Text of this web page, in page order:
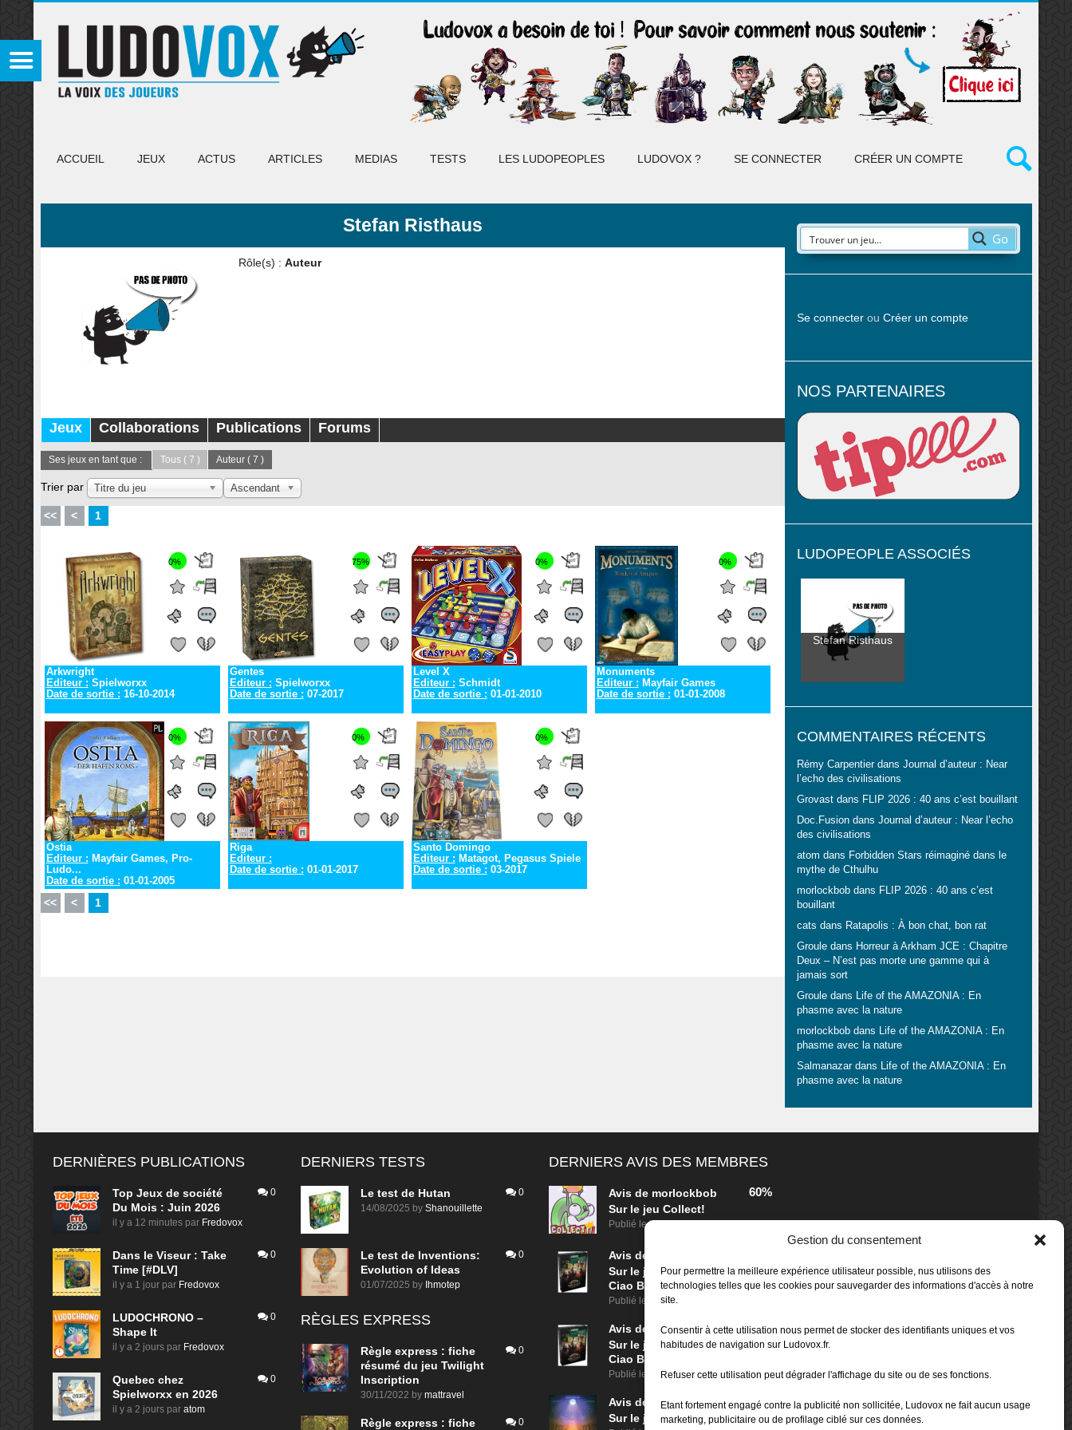
Gestion du consentement
Pour permettre la meilleure expérience utilisateur possible, nus utilisons des
technologies telles que les cookies pour sauvegarder des informations d'accès à notre
site.
Consentir à cette utilisation nous permet de stocker des identifiants uniques et vos
habitudes de navigation sur Ludovox.fr.
Refuser cette utilisation peut dégrader l'affichage du site ou de ses fonctions.
Etant fortement engagé contre la publicité non sollicitée, Ludovox ne fait aucun usage
marketing, publicitaire ou de profilage ciblé sur ces données.
ACCUEIL JEUX ACTUS ARTICLES MEDIAS TESTS LES LUDOPEOPLES LUDOVOX ? SE CONNECTER CRÉER UN COMPTE
Stefan Risthaus
Rôle(s) : Auteur
Jeux Collaborations Publications Forums
Ses jeux en tant que : Tous( 7 ) Auteur( 7 )
Trier par Titre du jeu Ascendant
<< < 1
0%
Arkwright
Editeur : Spielworxx
Date de sortie : 16-10-2014
75%
Gentes
Editeur : Spielworxx
Date de sortie : 07-2017
0%
Level X
Editeur : Schmidt
Date de sortie : 01-01-2010
0%
Monuments
Editeur : Mayfair Games
Date de sortie : 01-01-2008
0%
Ostia
Editeur : Mayfair Games, Pro-
Ludo...
Date de sortie : 01-01-2005
0%
Riga
Editeur :
Date de sortie : 01-01-2017
0%
Santo Domingo
Editeur : Matagot, Pegasus Spiele
Date de sortie : 03-2017
<< < 1
Go
Se connecterou Créer un compte
NOS PARTENAIRES
LUDOPEOPLE ASSOCIÉS
Stefan Risthaus
COMMENTAIRES RÉCENTS
Rémy Carpentierdans Journal d’auteur : Near
l’echo des civilisations
Grovastdans FLIP 2026 : 40 ans c’est bouillant
Doc.Fusiondans Journal d’auteur : Near l’echo
des civilisations
atom dans Forbidden Stars réimaginé dans le
mythe de Cthulhu
morlockbobdans FLIP 2026 : 40 ans c’est
bouillant
cats dans Ratapolis : À bon chat, bon rat
Grouledans Horreur à Arkham JCE : Chapitre
Deux – N’est pas morte une gamme qui à
jamais sort
Grouledans Life of the AMAZONIA : En
phasme avec la nature
morlockbobdans Life of the AMAZONIA : En
phasme avec la nature
Salmanazardans Life of the AMAZONIA : En
phasme avec la nature
DERNIÈRES PUBLICATIONS
Top Jeux de société
Du Mois : Juin 2026
il y a 12 minutes par Fredovox
0
Dans le Viseur : Take
Time [#DLV]
il y a 1 jour par Fredovox
0
LUDOCHRONO –
Shape It
il y a 2 jours par Fredovox
0
Quebec chez
Spielworxx en 2026
il y a 2 jours par atom
0
DERNIERS TESTS
Le test de Hutan
14/08/2025 by Shanouillette
0
Le test de Inventions:
Evolution of Ideas
01/07/2025 by Ihmotep
0
RÈGLES EXPRESS
Règle express : fiche
résumé du jeu Twilight
Inscription
30/11/2022 by mattravel
0
Règle express : fiche 0
DERNIERS AVIS DES MEMBRES
Avis de morlockbob
Sur le jeu Collect!
Publié leil y a 1 jour
60%
Avis de
Sur le jeu Detective Box -
Ciao Bella
Publié le il y a 3 jours
Avis de
morlockbob
Sur le jeu Detective Box -
Ciao Bella
Publié le il y a 3 jours
80%
Avis de
morlockbob
Sur le jeu Aeterna
70%